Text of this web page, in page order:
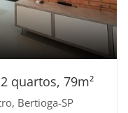
quartos, 79m²
Bertioga-SP